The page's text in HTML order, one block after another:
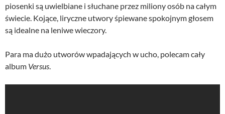
piosenki są uwielbiane i słuchane przez miliony osób na całym
świecie. Kojące, liryczne utwory śpiewane spokojnym głosem
są idealne na leniwe wieczory.
Para ma dużo utworów wpadających w ucho, polecam cały
album Versus